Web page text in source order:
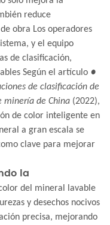
reduce
obra Los operadores
y ​​el equipo
de clasificación,
Según el artículo ●
de clasificación de
minería de China (2022),
de color inteligente en
a gran escala se
clave para mejorar
la
del mineral lavable
y desechos nocivos
precisa, mejorando